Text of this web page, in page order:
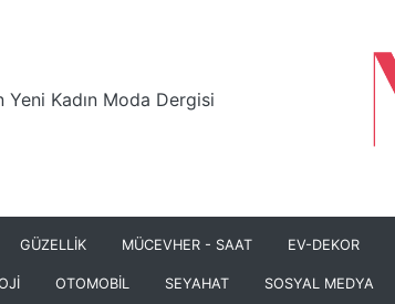
Yeni Kadın Moda Dergisi
GÜZELLİK MÜCEVHER - SAAT EV-DEKOR
OTOMOBİL SEYAHAT SOSYAL MEDYA